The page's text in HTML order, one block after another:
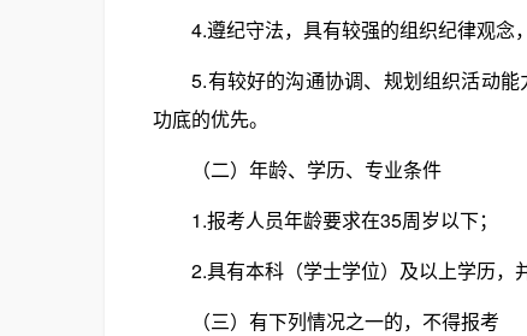
4.遵纪守法，具有较强的组织纪律观念
5.有较好的沟通协调、规划组织活动能
功底的优先。
（二）年龄、学历、专业条件
1.报考人员年龄要求在35周岁以下；
2.具有本科（学士学位）及以上学历，
（三）有下列情况之一的，不得报考